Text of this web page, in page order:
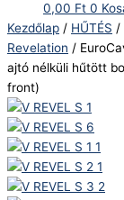
0,00 Ft 0
Kezdőlap / HŰTÉS /
Revelation /
ajtó nélküli hűtött
front)
hűtött
borszekrény
+
kiegészítő
polc
pakk
(világos
fa
front)
mennyiség